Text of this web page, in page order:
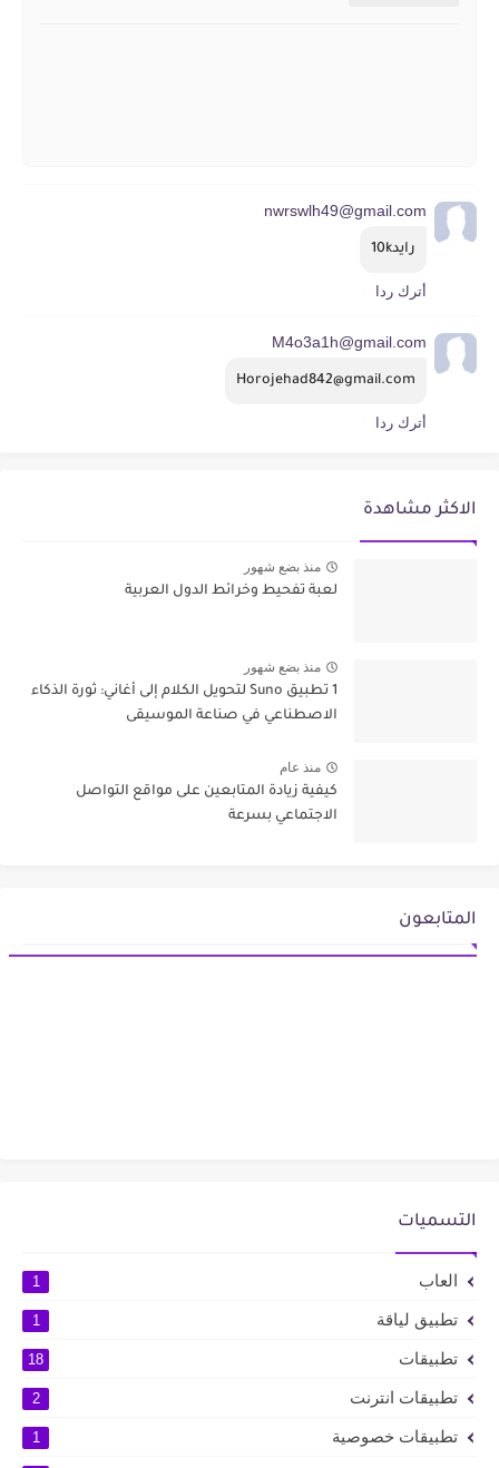
nwrswlh49@gmail.com
رايد10k
أترك ردا
M4o3a1h@gmail.com
Horojehad842@gmail.com
أترك ردا
الاكثر مشاهدة
منذ بضع شهور
لعبة تفحيط وخرائط الدول العربية
منذ بضع شهور
1 تطبيق Suno لتحويل الكلام إلى أغاني: ثورة الذكاء
الاصطناعي في صناعة الموسيقى
منذ عام
كيفية زيادة المتابعين على مواقع التواصل
الاجتماعي بسرعة
المتابعون
التسميات
العاب 1
تطبيق لياقة 1
تطبيقات 18
تطبيقات انترنت 2
تطبيقات خصوصية 1